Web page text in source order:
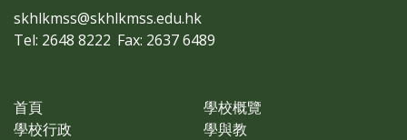
skhlkmss@skhlkmss.edu.hk
Tel: 2648 8222 Fax: 2637 6489
首頁
學校概覽
學校行政
學與教